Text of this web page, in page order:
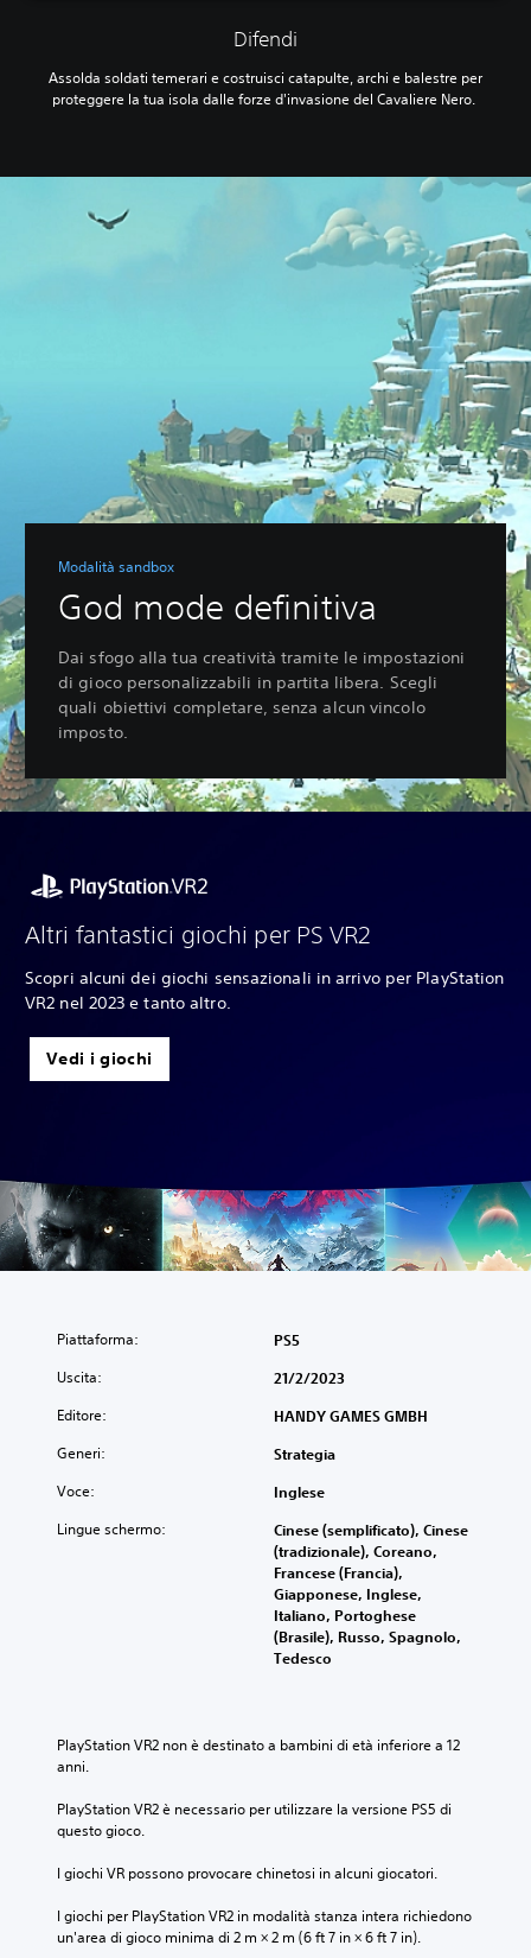
Difendi
Assolda soldati temerari e costruisci catapulte, archi e balestre per
proteggere la tua isola dalle forze d'invasione del Cavaliere Nero.
Modalità sandbox
God mode definitiva
Dai sfogo alla tua creatività tramite le impostazioni
di gioco personalizzabili in partita libera. Scegli
quali obiettivi completare, senza alcun vincolo
imposto.
Altri fantastici giochi per PS VR2
Scopri alcuni dei giochi sensazionali in arrivo per PlayStation
VR2 nel 2023 e tanto altro.
Vedi i giochi
Piattaforma: PS5
Uscita: 21/2/2023
Editore: HANDY GAMES GMBH
Generi: Strategia
Voce: Inglese
Lingue schermo:
Cinese (semplificato), Cinese
(tradizionale), Coreano,
Francese (Francia),
Giapponese, Inglese,
Italiano, Portoghese
(Brasile), Russo, Spagnolo,
Tedesco
PlayStation VR2 non è destinato a bambini di età inferiore a 12
anni.
PlayStation VR2 è necessario per utilizzare la versione PS5 di
questo gioco.
I giochi VR possono provocare chinetosi in alcuni giocatori.
I giochi per PlayStation VR2 in modalità stanza intera richiedono
un'area di gioco minima di 2 m × 2 m (6 ft 7 in × 6 ft 7 in).